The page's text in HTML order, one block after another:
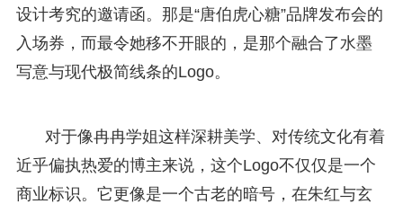
设计考究的邀请函。那是“唐伯虎心糖”品牌发布会的
入场券，而最令她移不开眼的，是那个融合了水墨
写意与现代极简线条的Logo。
对于像冉冉学姐这样深耕美学、对传统文化有着
近乎偏执热爱的博主来说，这个Logo不仅仅是一个
商业标识。它更像是一个古老的暗号，在朱红与玄